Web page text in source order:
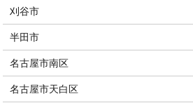
刈谷市
半田市
名古屋市南区
名古屋市天白区